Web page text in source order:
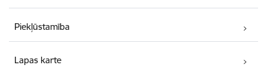
Piekļūstamība
Lapas karte